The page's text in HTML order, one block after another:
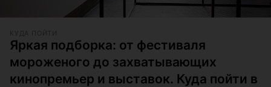
Яркая подборка: от фестиваля
мороженого до захватывающих
кинопремьер и выставок. Куда пойти в